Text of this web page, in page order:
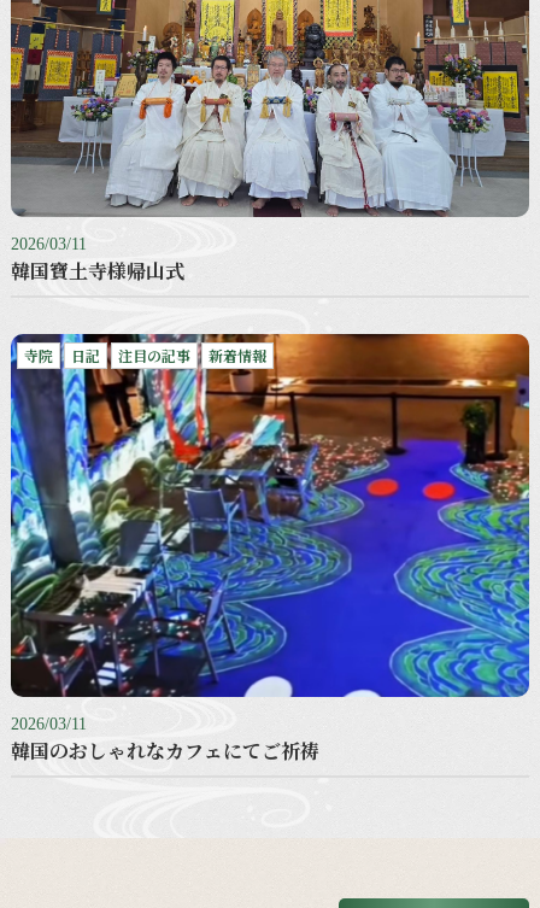
2026/03/11
韓国寶土寺様帰山式
寺院 日記 注目の記事 新着情報
2026/03/11
韓国のおしゃれなカフェにてご祈祷